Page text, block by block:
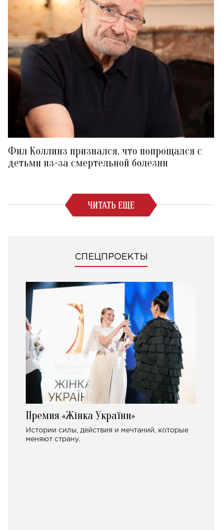
Фил Коллинз признался, что попрощался с
детьми из-за смертельной болезни
ЧИТАТЬ ЕЩЕ
СПЕЦПРОЕКТЫ
Премия «Жінка України»
Истории силы, действия и мечтаний, которые
меняют страну.